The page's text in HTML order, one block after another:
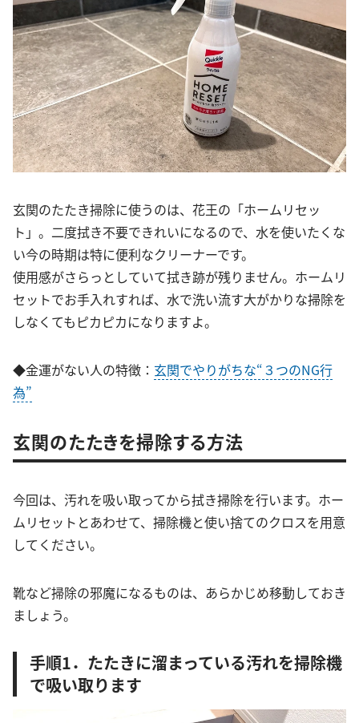
玄関のたたき掃除に使うのは、花王の「ホームリセッ
ト」。二度拭き不要できれいになるので、水を使いたくな
い今の時期は特に便利なクリーナーです。
使用感がさらっとしていて拭き跡が残りません。ホームリ
セットでお手入れすれば、水で洗い流す大がかりな掃除を
しなくてもピカピカになりますよ。
◆金運がない人の特徴： 玄関でやりがちな“３つのNG行
為”
玄関のたたきを掃除する方法
今回は、汚れを吸い取ってから拭き掃除を行います。ホー
ムリセットとあわせて、掃除機と使い捨てのクロスを用意
してください。
靴など掃除の邪魔になるものは、あらかじめ移動しておき
ましょう。
手順1．たたきに溜まっている汚れを掃除機
で吸い取ります